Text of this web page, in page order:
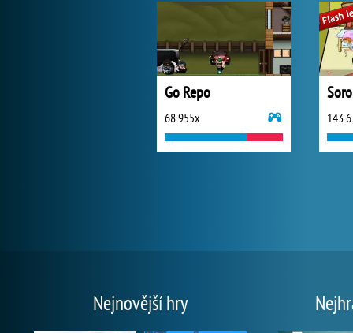
Go Repo
68 955x 143
Nejnovější hry